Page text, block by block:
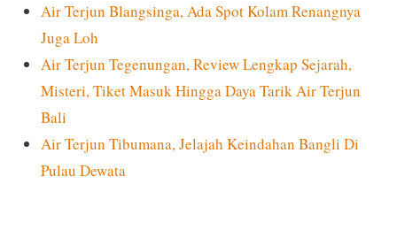
Air Terjun Blangsinga, Ada Spot Kolam Renangnya
Juga Loh
Air Terjun Tegenungan, Review Lengkap Sejarah,
Misteri, Tiket Masuk Hingga Daya Tarik Air Terjun
Bali
Air Terjun Tibumana, Jelajah Keindahan Bangli Di
Pulau Dewata